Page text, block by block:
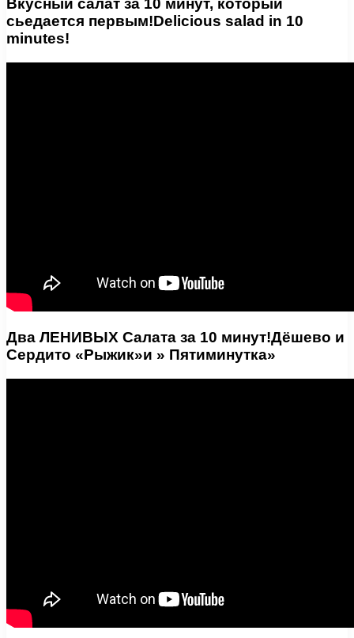
Вкусный салат за 10 минут, который
сьедается первым!Delicious salad in 10
minutes!
Два ЛЕНИВЫХ Салата за 10 минут!Дёшево и
Сердито «Рыжик»и » Пятиминутка»